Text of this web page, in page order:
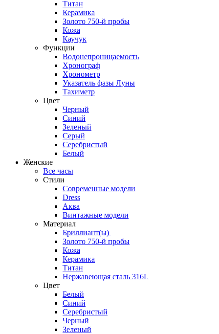
Титан
Керамика
Золото 750-й пробы
Кожа
Каучук
Функции
Водонепроницаемость
Хронограф
Хронометр
Указатель фазы Луны
Тахиметр
Цвет
Черный
Синий
Зеленый
Серый
Серебристый
Белый
Женские
Все часы
Стили
Современные модели
Dress
Аква
Винтажные модели
Материал
Бриллиант(ы)
Золото 750-й пробы
Кожа
Керамика
Титан
Нержавеющая сталь 316L
Цвет
Белый
Синий
Серебристый
Черный
Зеленый